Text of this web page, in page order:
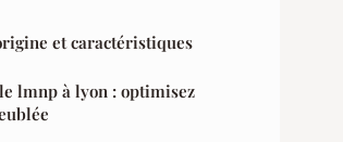
et caractéristiques
lmnp à lyon : optimisez